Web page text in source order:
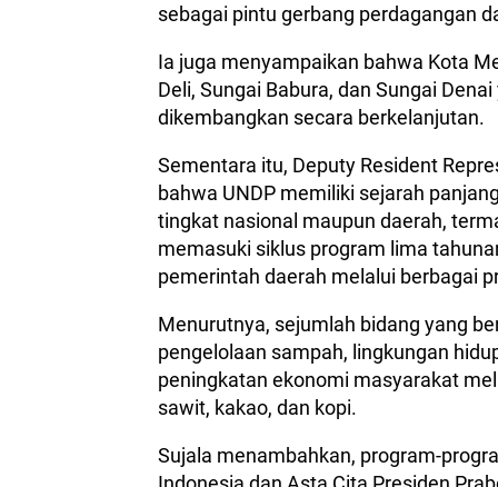
sebagai pintu gerbang perdagangan
Ia juga menyampaikan bahwa Kota
Deli, Sungai Babura, dan Sungai
dikembangkan secara berkelanjutan.
Sementara itu, Deputy Resident
bahwa UNDP memiliki sejarah
tingkat nasional maupun daerah,
memasuki siklus program lima
pemerintah daerah melalui berbagai
Menurutnya, sejumlah bidang yang
pengelolaan sampah, lingkungan
peningkatan ekonomi masyarakat
sawit, kakao, dan kopi.
Sujala menambahkan, program-